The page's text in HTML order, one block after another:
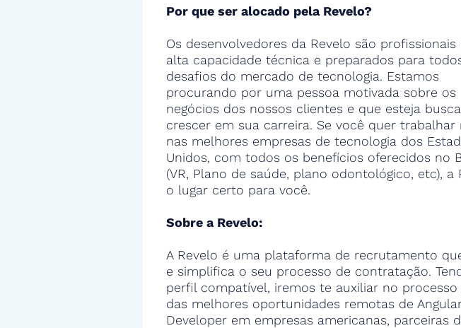
Por que ser alocado pela Revelo?
Os desenvolvedores da Revelo são profissionais
alta capacidade técnica e preparados para
desafios do mercado de tecnologia. Estamos
procurando por uma pessoa motivada sobre os
negócios dos nossos clientes e que esteja
crescer em sua carreira. Se você quer trabalhar
nas melhores empresas de tecnologia dos
Unidos, com todos os benefícios oferecidos no
(VR, Plano de saúde, plano odontológico, etc), a
o lugar certo para você.
Sobre a Revelo:
A Revelo é uma plataforma de recrutamento
e simplifica o seu processo de contratação.
perfil compatível, iremos te auxiliar no processo
das melhores oportunidades remotas de
Developer em empresas americanas, parceiras